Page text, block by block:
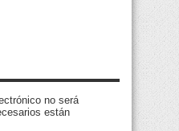
no será
están